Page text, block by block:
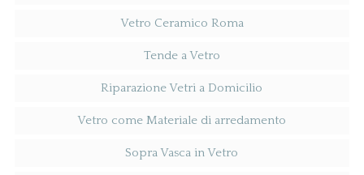
Vetro Ceramico Roma
Tende a Vetro
Riparazione Vetri a Domicilio
Vetro come Materiale di arredamento
Sopra Vasca in Vetro